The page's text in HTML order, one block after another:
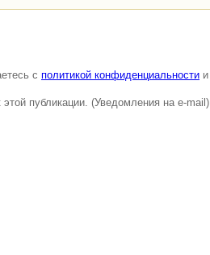
с политикой конфиденциальности и
публикации. (Уведомления на e-mail)